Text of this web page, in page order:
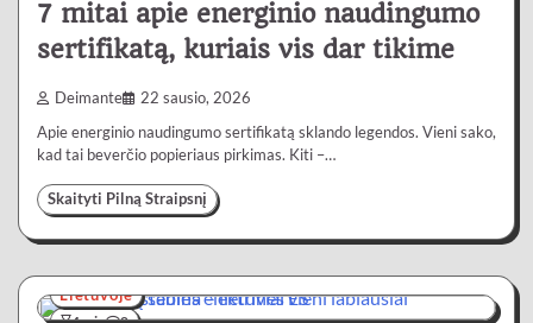
7 mitai apie energinio naudingumo
sertifikatą, kuriais vis dar tikime
Deimante 22 sausio, 2026
Apie energinio naudingumo sertifikatą sklando legendos. Vieni sako,
kad tai beverčio popieriaus pirkimas. Kiti –…
Skaityti Pilną Straipsnį
Lietuvoje